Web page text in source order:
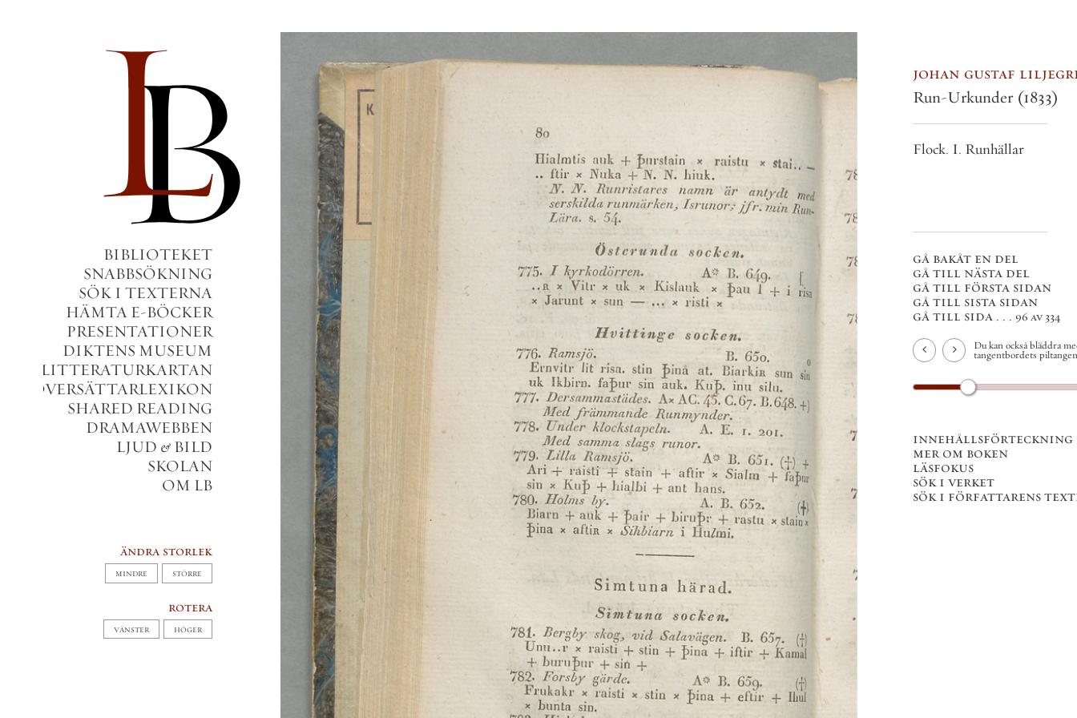
BIBLIOTEKET
SNABBSÖKNING
SÖK I TEXTERNA
HÄMTA E-BÖCKER
PRESENTATIONER
DIKTENS MUSEUM
SHARED READING
DRAMAWEBBEN
&BILD
SKOLAN
OM LB
ändra storlek
STÖRRE
HÖGER
johan gustaf liljegren
Run-Urkunder(1833)
Flock. I. Runhällar
gå bakåt en del
gå till nästa del
gå till första sidan
gå till sista sidan
gå till sida . . .96 av 334
Du kan också bläddra med
tangentbordets piltangenter.
innehållsförteckning
mer om boken
läsfokus
sök i verket
sök i författarens texter